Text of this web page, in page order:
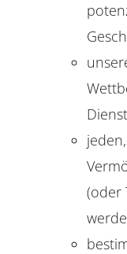
(oder